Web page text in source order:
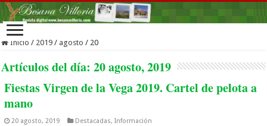
Inicio / 2019 / agosto / 20
Artículos del día:20 agosto, 2019
Fiestas Virgen de la Vega 2019. Cartel de pelota a
mano
20 agosto, 2019 Destacadas,Información